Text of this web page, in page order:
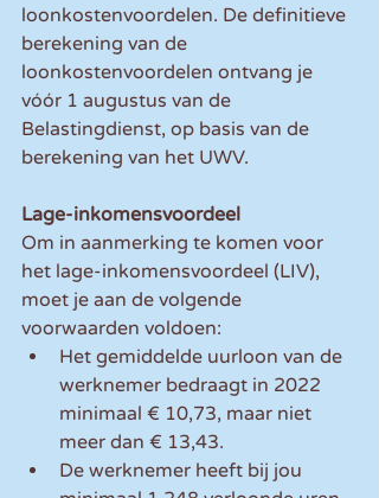
loonkostenvoordelen. De definitieve
berekening van de
loonkostenvoordelen ontvang je
vóór 1 augustus van de
Belastingdienst, op basis van de
berekening van het UWV.
Lage-inkomensvoordeel
Om in aanmerking te komen voor
het lage-inkomensvoordeel (LIV),
moet je aan de volgende
voorwaarden voldoen:
Het gemiddelde uurloon van de
werknemer bedraagt in 2022
minimaal € 10,73, maar niet
meer dan € 13,43.
De werknemer heeft bij jou